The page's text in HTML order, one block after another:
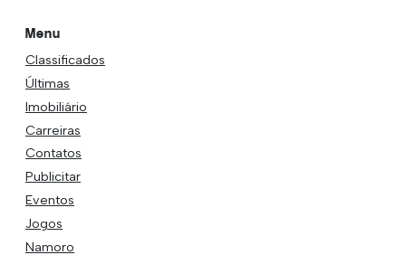
Menu
Classificados
Últimas
Imobiliário
Carreiras
Contatos
Publicitar
Eventos
Jogos
Namoro